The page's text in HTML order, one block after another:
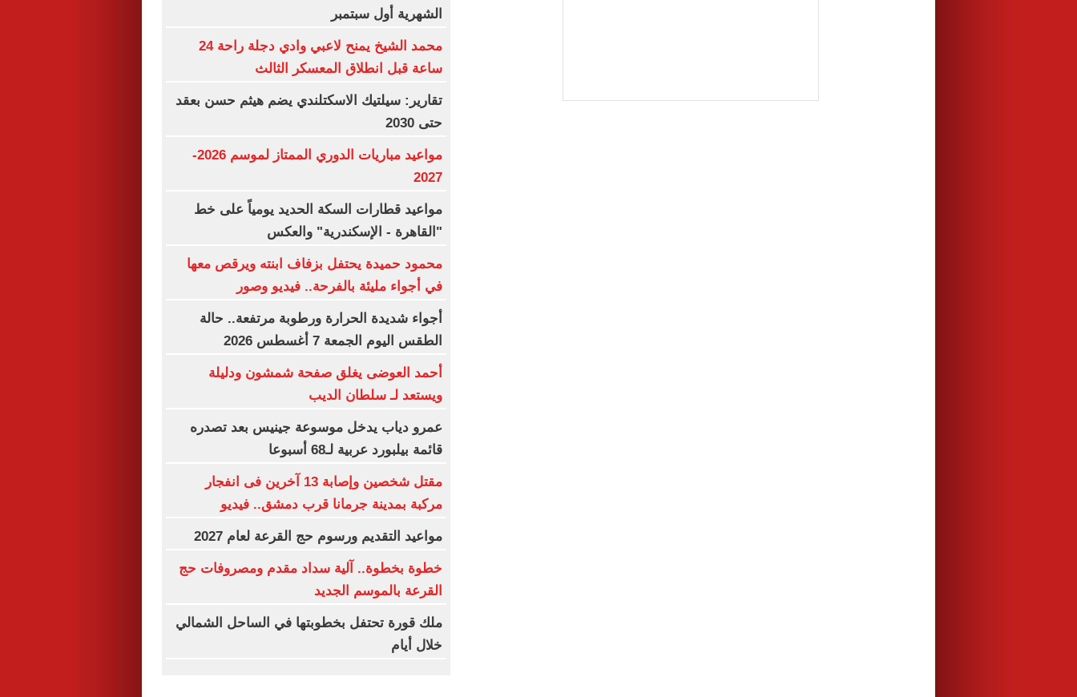
الشهرية أول سبتمبر
محمد الشيخ يمنح لاعبي وادي دجلة راحة 24
ساعة قبل انطلاق المعسكر الثالث
تقارير: سيلتيك الاسكتلندي يضم هيثم حسن بعقد
حتى 2030
مواعيد مباريات الدوري الممتاز لموسم 2026-
2027
مواعيد قطارات السكة الحديد يومياً على خط
"القاهرة - الإسكندرية" والعكس
محمود حميدة يحتفل بزفاف ابنته ويرقص معها
في أجواء مليئة بالفرحة.. فيديو وصور
أجواء شديدة الحرارة ورطوبة مرتفعة.. حالة
الطقس اليوم الجمعة 7 أغسطس 2026
أحمد العوضى يغلق صفحة شمشون ودليلة
ويستعد لـ سلطان الديب
عمرو دياب يدخل موسوعة جينيس بعد تصدره
قائمة بيلبورد عربية لـ68 أسبوعا
مقتل شخصين وإصابة 13 آخرين فى انفجار
مركبة بمدينة جرمانا قرب دمشق.. فيديو
مواعيد التقديم ورسوم حج القرعة لعام 2027
خطوة بخطوة.. آلية سداد مقدم ومصروفات حج
القرعة بالموسم الجديد
ملك قورة تحتفل بخطوبتها في الساحل الشمالي
خلال أيام